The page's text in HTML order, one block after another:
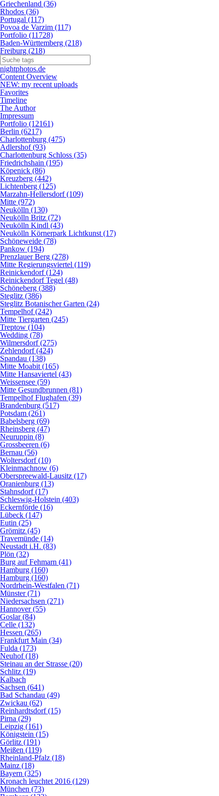
Griechenland (36)
Rhodos (36)
Portugal (117)
Povoa de Varzim (117)
Portfolio (11728)
Baden-Württemberg (218)
Freiburg (218)
nightphotos.de
Content Overview
NEW: my recent uploads
Favorites
Timeline
The Author
Impressum
Portfolio (12161)
Berlin (6217)
Charlottenburg (475)
Adlershof (93)
Charlottenburg Schloss (35)
Friedrichshain (195)
Köpenick (86)
Kreuzberg (442)
Lichtenberg (125)
Marzahn-Hellersdorf (109)
Mitte (972)
Neukölln (130)
Neukölln Britz (72)
Neukölln Kindl (43)
Neukölln Körnerpark Lichtkunst (17)
Schöneweide (78)
Pankow (194)
Prenzlauer Berg (278)
Mitte Regierungsviertel (119)
Reinickendorf (124)
Reinickendorf Tegel (48)
Schöneberg (388)
Steglitz (386)
Steglitz Botanischer Garten (24)
Tempelhof (242)
Mitte Tiergarten (245)
Treptow (104)
Wedding (78)
Wilmersdorf (275)
Zehlendorf (424)
Spandau (138)
Mitte Moabit (165)
Mitte Hansaviertel (43)
Weissensee (59)
Mitte Gesundbrunnen (81)
Tempelhof Flughafen (39)
Brandenburg (517)
Potsdam (261)
Babelsberg (69)
Rheinsberg (47)
Neuruppin (8)
Grossbeeren (6)
Bernau (56)
Woltersdorf (10)
Kleinmachnow (6)
Oberspreewald-Lausitz (17)
Oranienburg (13)
Stahnsdorf (17)
Schleswig-Holstein (403)
Eckernförde (16)
Lübeck (147)
Eutin (25)
Grömitz (45)
Travemünde (14)
Neustadt i.H. (83)
Plön (32)
Burg auf Fehmarn (41)
Hamburg (160)
Hamburg (160)
Nordrhein-Westfalen (71)
Münster (71)
Niedersachsen (271)
Hannover (55)
Goslar (84)
Celle (132)
Hessen (265)
Frankfurt Main (34)
Fulda (173)
Neuhof (18)
Steinau an der Strasse (20)
Schlitz (19)
Kalbach
Sachsen (641)
Bad Schandau (49)
Zwickau (62)
Reinhardtsdorf (15)
Pirna (29)
Leipzig (161)
Königstein (15)
Görlitz (191)
Meißen (119)
Rheinland-Pfalz (18)
Mainz (18)
Bayern (325)
Kronach leuchtet 2016 (129)
München (73)